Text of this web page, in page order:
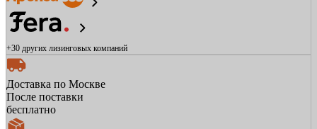
+30 других лизинговых компаний
Доставка по Москве
После поставки
бесплатно